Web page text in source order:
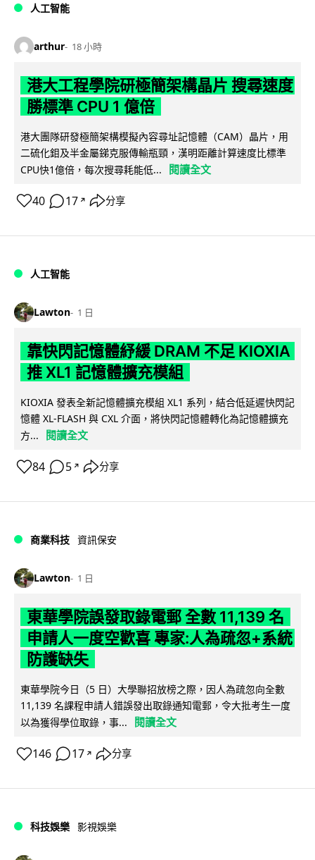
人工智能
arthur 18 小時
港大工程學院研極簡架構晶片 搜尋速度
勝標準 CPU 1 億倍
港大團隊研發極簡架構模擬內容尋址記憶體（CAM）晶片，用
二硫化鉬及半金屬銻克服傳輸瓶頸，漢明距離計算速度比標準
CPU快1億倍，每次搜尋耗能低...
閱讀全文
40 17 ↗ 分享
人工智能
Lawton 1 日
靠快閃記憶體紓緩 DRAM 不足 KIOXIA
推 XL1 記憶體擴充模組
KIOXIA 發表全新記憶體擴充模組 XL1 系列，結合低延遲快閃記
憶體 XL-FLASH 與 CXL 介面，將快閃記憶體轉化為記憶體擴充
方...
閱讀全文
84 5 ↗ 分享
商業科技 資訊保安
Lawton 1 日
東華學院誤發取錄電郵 全數 11,139 名
申請人一度空歡喜 專家:人為疏忽+系統
防護缺失
東華學院今日（5 日）大學聯招放榜之際，因人為疏忽向全數
11,139 名課程申請人錯誤發出取錄通知電郵，令大批考生一度
以為獲得學位取錄，事...
閱讀全文
146 17 ↗ 分享
科技娛樂 影視娛樂